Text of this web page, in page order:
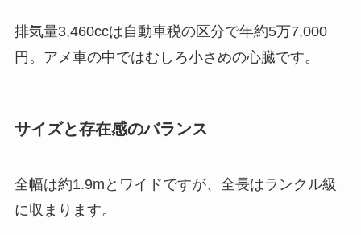
排気量3,460ccは自動車税の区分で年約5万7,000
円。アメ車の中ではむしろ小さめの心臓です。
サイズと存在感のバランス
全幅は約1.9mとワイドですが、全長はランクル級
に収まります。